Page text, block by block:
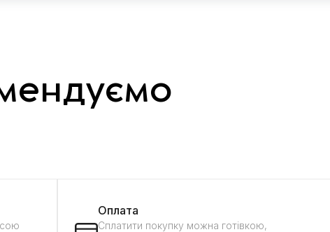
Оплата
Сплатити покупку можна готівкою,